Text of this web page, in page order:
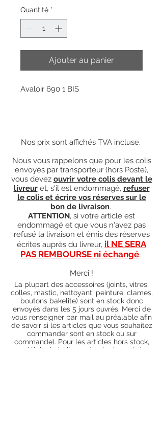
Quantité *
Ajouter au panier
Avaloir 690 1 BIS
Nos prix sont affichés TVA incluse.
Nous vous rappelons que pour les colis
envoyés par transporteur (hors Poste),
vous devez ouvrir votre colis devant le
livreuret, s'il est endommagé, refuser
le colis et écrire vos réserves sur le
bon de livraison.
ATTENTION, si votre article est
endommagé et que vous n'avez pas
refusé la livraison et émis des réserves
écrites auprès du livreur, il NE SERA
PAS REMBOURSE ni échangé.
Merci !
La plupart des accessoires (joints, vitres,
colles, mastic, nettoyant, peinture, clames,
boutons bakelite) sont en stock donc
envoyés dans les 5 jours ouvrés. Merci de
vous renseigner par mail au préalable afin
de savoir si les articles que vous souhaitez
commander sont en stock ou sur
commande). Pour les articles hors stock,
nos délais de traitement actuels sont de 0